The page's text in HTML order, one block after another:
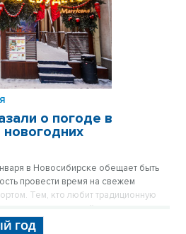
о погоде в
в Новосибирске обещает быть
провести время на свежем
Тем, кто любит традиционную
порцию морозной свежести.
ГОД